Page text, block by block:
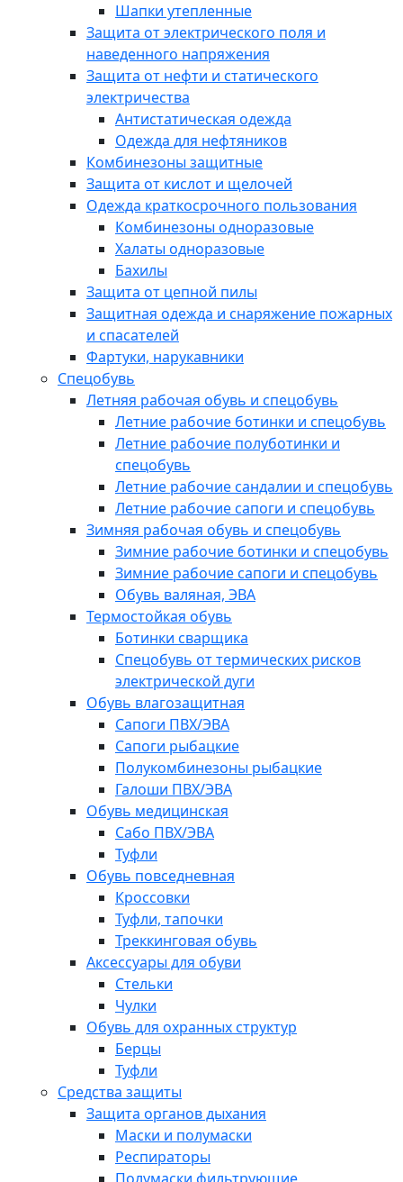
Шапки утепленные
Защита от электрического поля и
наведенного напряжения
Защита от нефти и статического
электричества
Антистатическая одежда
Одежда для нефтяников
Комбинезоны защитные
Защита от кислот и щелочей
Одежда краткосрочного пользования
Комбинезоны одноразовые
Халаты одноразовые
Бахилы
Защита от цепной пилы
Защитная одежда и снаряжение пожарных
и спасателей
Фартуки, нарукавники
Спецобувь
Летняя рабочая обувь и спецобувь
Летние рабочие ботинки и спецобувь
Летние рабочие полуботинки и
спецобувь
Летние рабочие сандалии и спецобувь
Летние рабочие сапоги и спецобувь
Зимняя рабочая обувь и спецобувь
Зимние рабочие ботинки и спецобувь
Зимние рабочие сапоги и спецобувь
Обувь валяная, ЭВА
Термостойкая обувь
Ботинки сварщика
Спецобувь от термических рисков
электрической дуги
Обувь влагозащитная
Сапоги ПВХ/ЭВА
Сапоги рыбацкие
Полукомбинезоны рыбацкие
Галоши ПВХ/ЭВА
Обувь медицинская
Сабо ПВХ/ЭВА
Туфли
Обувь повседневная
Кроссовки
Туфли, тапочки
Треккинговая обувь
Аксессуары для обуви
Стельки
Чулки
Обувь для охранных структур
Берцы
Туфли
Средства защиты
Защита органов дыхания
Маски и полумаски
Респираторы